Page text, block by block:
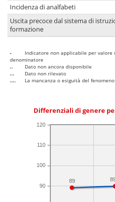
Incidenza di analfabeti
Uscita precoce dal sistema di
formazione
-
Indicatore non applicabile per valore
denominatore
..
Dato non ancora disponibile
...
Dato non rilevato
....
La mancanza o esiguità del
Differenziali di genere
90
100
110
120
89